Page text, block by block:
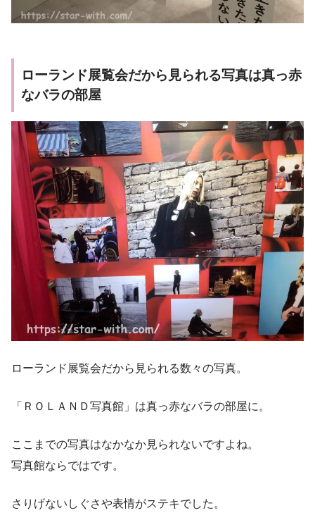
ローランド展覧会だから見られる写真は真っ赤
なバラの部屋
ローランド展覧会だから見られる数々の写真。
「ＲＯＬＡＮＤ写真館」は真っ赤なバラの部屋に。
ここまでの写真はなかなか見られないですよね。
写真館ならではです。
さりげないしぐさや表情がステキでした。